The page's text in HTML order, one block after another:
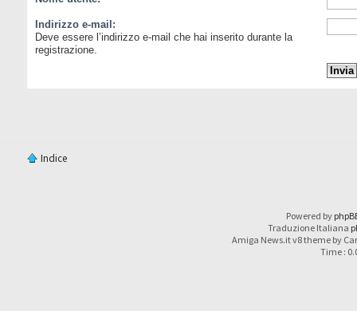
Indirizzo e-mail:
Deve essere l’indirizzo e-mail che hai inserito durante la
registrazione.
Indice
Powered by
Traduzione Italiana
Amiga News.it v8 theme by
Time :